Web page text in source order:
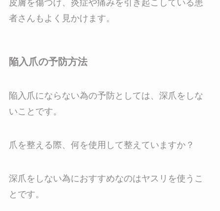
皮膚を傷つけ、炎症や痛みを引き起こしている患
者さんもよく見かけます。
陥入爪の予防方法
陥入爪にならない為の予防としては、深爪をしな
いことです。
爪を整える際、何を使用して整えていますか？
深爪をしない為におすすめなのはヤスリを使うこ
とです。